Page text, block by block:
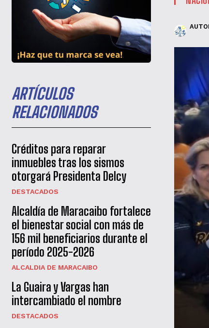
ARTÍCULOS
RELACIONADOS
Créditos para reparar
inmuebles tras los sismos
otorgará Presidenta Delcy
DESTACADOS
Alcaldía de Maracaibo fortalece
el bienestar social con más de
156 mil beneficiarios durante el
período 2025-2026
ALCALDIA DE MARACAIBO
La Guaira y Vargas han
intercambiado el nombre
DESTACADOS